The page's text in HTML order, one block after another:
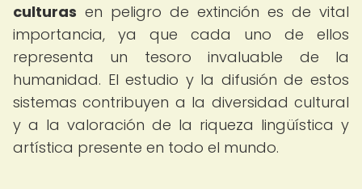
culturas en peligro de extinción es de vital
importancia, ya que cada uno de ellos
representa un tesoro invaluable de la
humanidad. El estudio y la difusión de estos
sistemas contribuyen a la diversidad cultural
y a la valoración de la riqueza lingüística y
artística presente en todo el mundo.